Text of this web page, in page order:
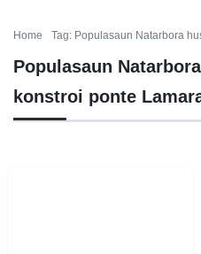
Home Tag: Populasaun Natarbora
Populasaun
konstroi ponte